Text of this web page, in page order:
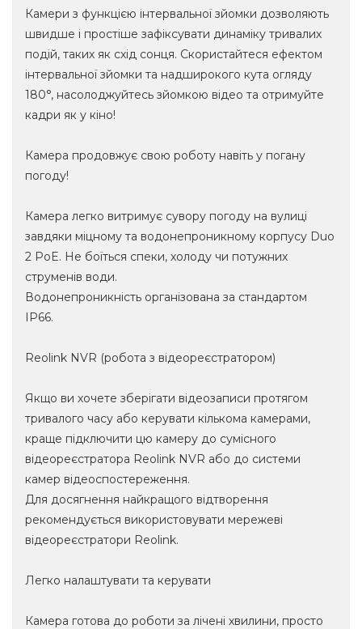
Камери з функцією інтервальної зйомки дозволяють
швидше і простіше зафіксувати динаміку тривалих
подій, таких як схід сонця. Скористайтеся ефектом
інтервальної зйомки та надширокого кута огляду
180°, насолоджуйтесь зйомкою відео та отримуйте
кадри як у кіно!
Камера продовжує свою роботу навіть у погану
погоду!
Камера легко витримує сувору погоду на вулиці
завдяки міцному та водонепроникному корпусу Duo
2 PoE. Не боїться спеки, холоду чи потужних
струменів води.
Водонепроникність організована за стандартом
IP66.
Reolink NVR (робота з відеореєстратором)
Якщо ви хочете зберігати відеозаписи протягом
тривалого часу або керувати кількома камерами,
краще підключити цю камеру до сумісного
відеореєстратора Reolink NVR або до системи
камер відеоспостереження.
Для досягнення найкращого відтворення
рекомендується використовувати мережеві
відеореєстратори Reolink.
Легко налаштувати та керувати
Камера готова до роботи за лічені хвилини, просто